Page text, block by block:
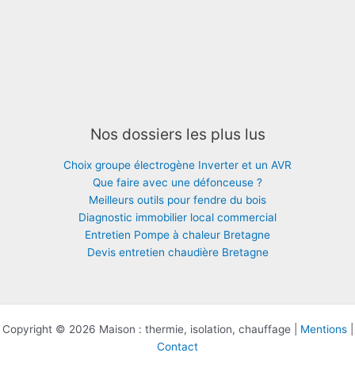
Nos dossiers les plus lus
Choix groupe électrogène Inverter et un AVR
Que faire avec une défonceuse ?
Meilleurs outils pour fendre du bois
Diagnostic immobilier local commercial
Entretien Pompe à chaleur Bretagne
Devis entretien chaudière Bretagne
Copyright © 2026 Maison : thermie, isolation, chauffage | Mentions|
Contact